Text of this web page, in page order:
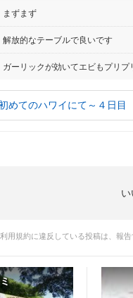
まずまず
解放的なテーブルで良いです
ガーリックが効いてエビもプリプ
めてのハワイにて～４日目
い
利用規約に違反している投稿は、報